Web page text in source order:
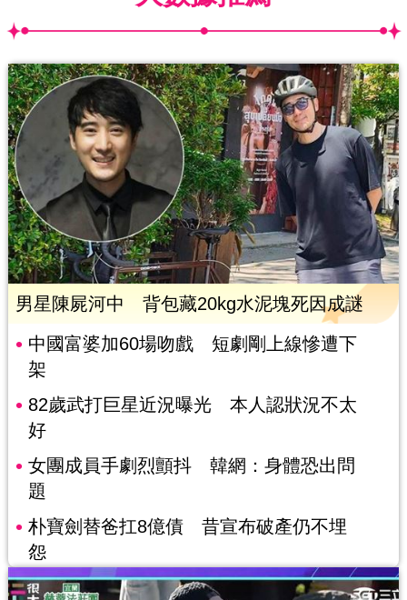
男星陳屍河中 背包藏20kg水泥塊死因成謎
中國富婆加60場吻戲 短劇剛上線慘遭下
架
82歲武打巨星近況曝光 本人認狀況不太
好
女團成員手劇烈顫抖 韓網：身體恐出問
題
朴寶劍替爸扛8億債 昔宣布破產仍不埋
怨